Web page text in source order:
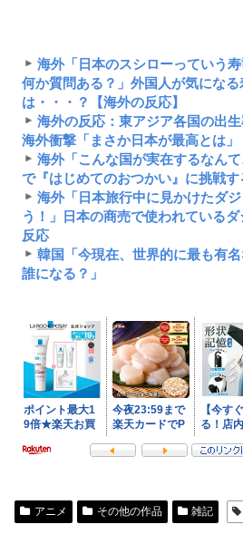
海外「日本のスシローっていう寿
何か質問ある？」外国人が気になる
は・・・？【海外の反応】
海外の反応：東アジア各国の出
海外衝撃「まさか日本が最高とは」
海外「こんな国が実在するなん
で『はじめてのおつかい』に挑戦
海外「日本旅行中に見かけたダ
う！」日本の商売で使われている
反応
韓国「今現在、世界的に最も有
誰になる？」
アニメ その他の作品 雑記